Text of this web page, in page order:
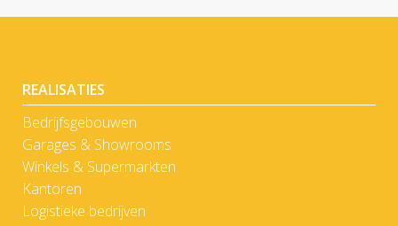
REALISATIES
Bedrijfsgebouwen
Garages & Showrooms
Winkels & Supermarkten
Kantoren
Logistieke bedrijven